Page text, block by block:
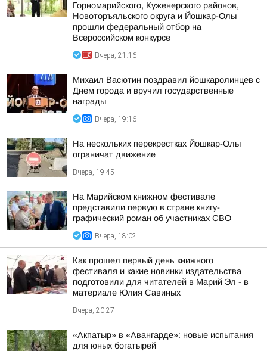
Горномарийского, Куженерского районов,
Новоторъяльского округа и Йошкар-Олы
прошли федеральный отбор на
Всероссийском конкурсе
Вчера, 21:16
Михаил Васютин поздравил йошкаролинцев с
Днем города и вручил государственные
награды
Вчера, 19:16
На нескольких перекрестках Йошкар-Олы
ограничат движение
Вчера, 19:45
На Марийском книжном фестивале
представили первую в стране книгу-
графический роман об участниках СВО
Вчера, 18:02
Как прошел первый день книжного
фестиваля и какие новинки издательства
подготовили для читателей в Марий Эл - в
материале Юлия Савиных
Вчера, 20:27
«Акпатыр» в «Авангарде»: новые испытания
для юных богатырей